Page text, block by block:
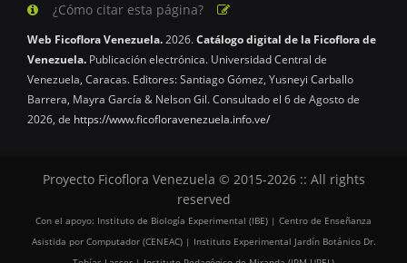
¿Cómo citar esta página?
Web Ficoflora Venezuela.2026.Catálogo digital de la Ficoflora de
Venezuela. Publicación electrónica. Universidad Central de
Venezuela, Caracas. Editores: Santiago Gómez, Yusneyi Carballo
Barrera, Mayra García & Nelson Gil. Consultado el 6 de Agosto de
2026, de https://www.ficofloravenezuela.info.ve/
Proyecto Ficoflora Venezuela © 2015-2026 :: All rights
reserved
Con el apoyo: Instituto de Biología Experimental (IBE) | Centro de Enseñanza
Asistida por Computador (CENEAC) | Instituto Experimental Jardín Botánico Dr.